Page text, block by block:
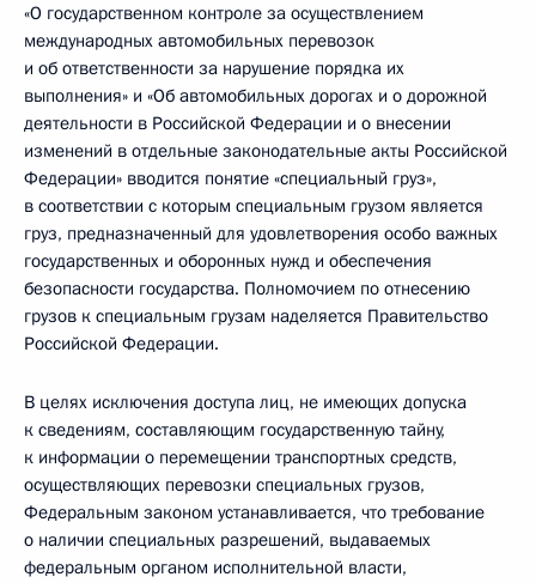
«О государственном контроле за осуществлением
международных автомобильных перевозок
и об ответственности за нарушение порядка их
выполнения» и «Об автомобильных дорогах и о дорожной
деятельности в Российской Федерации и о внесении
изменений в отдельные законодательные акты Российской
Федерации» вводится понятие «специальный груз»,
в соответствии с которым специальным грузом является
груз, предназначенный для удовлетворения особо важных
государственных и оборонных нужд и обеспечения
безопасности государства. Полномочием по отнесению
грузов к специальным грузам наделяется Правительство
Российской Федерации.
В целях исключения доступа лиц, не имеющих допуска
к сведениям, составляющим государственную тайну,
к информации о перемещении транспортных средств,
осуществляющих перевозки специальных грузов,
Федеральным законом устанавливается, что требование
о наличии специальных разрешений, выдаваемых
федеральным органом исполнительной власти,